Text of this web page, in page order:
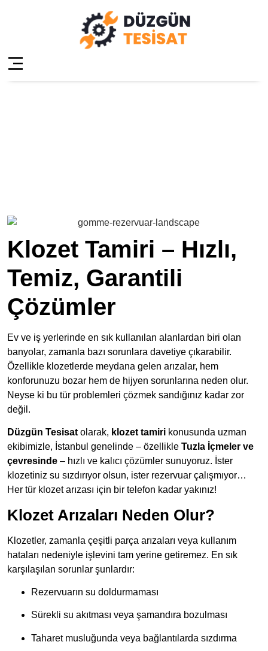
Klozet Tamiri – Hızlı,
Temiz, Garantili
Çözümler
Ev ve iş yerlerinde en sık kullanılan alanlardan biri olan
banyolar, zamanla bazı sorunlara davetiye çıkarabilir.
Özellikle klozetlerde meydana gelen arızalar, hem
konforunuzu bozar hem de hijyen sorunlarına neden olur.
Neyse ki bu tür problemleri çözmek sandığınız kadar zor
değil.
Düzgün Tesisat olarak, klozet tamiri konusunda uzman
ekibimizle, İstanbul genelinde – özellikle Tuzla İçmeler ve
çevresinde – hızlı ve kalıcı çözümler sunuyoruz. İster
klozetiniz su sızdırıyor olsun, ister rezervuar çalışmıyor…
Her tür klozet arızası için bir telefon kadar yakınız!
Klozet Arızaları Neden Olur?
Klozetler, zamanla çeşitli parça arızaları veya kullanım
hataları nedeniyle işlevini tam yerine getiremez. En sık
karşılaşılan sorunlar şunlardır:
Rezervuarın su doldurmaması
Sürekli su akıtması veya şamandıra bozulması
Taharet musluğunda veya bağlantılarda sızdırma